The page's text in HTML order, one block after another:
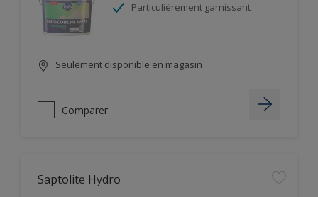
Particulièrement garnissant
Seulement disponible en magasin
Comparer
Saptolite Hydro